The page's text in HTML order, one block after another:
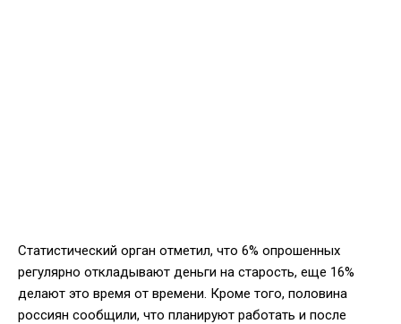
Статистический орган отметил, что 6% опрошенных
регулярно откладывают деньги на старость, еще 16%
делают это время от времени. Кроме того, половина
россиян сообщили, что планируют работать и после